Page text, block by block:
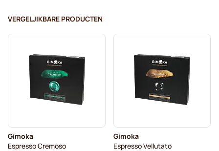
Cafeïnevrije koffie voor Nespresso® Pro
Ontkalkings- en reinigingsproducten voor Nespresso® Pro
Capsules voor Nespresso® Pro
Gimoko-koffiecapsules voor Nespresso® Pro
Kaffekapslen voor Nespresso® Professional
VERGELJIKBARE PRODUCTEN
Gimoka
Espresso Cremoso
Gimoka
Espresso Vellutato